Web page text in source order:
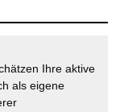
Ihre aktive
als eigene